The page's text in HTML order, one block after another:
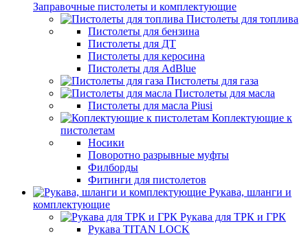
Заправочные пистолеты и комплектующие
Пистолеты для топлива
Пистолеты для бензина
Пистолеты для ДТ
Пистолеты для керосина
Пистолеты для AdBlue
Пистолеты для газа
Пистолеты для масла
Пистолеты для масла Piusi
Коплектующие к
пистолетам
Носики
Поворотно разрывные муфты
Филборды
Фитинги для пистолетов
Рукава, шланги и
комплектующие
Рукава для ТРК и ГРК
Рукава TITAN LOCK